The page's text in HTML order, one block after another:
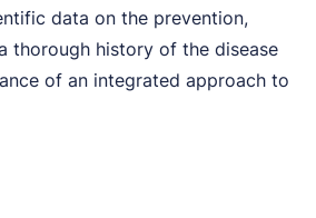
data on the prevention,
thorough history of the disease
of an integrated approach to